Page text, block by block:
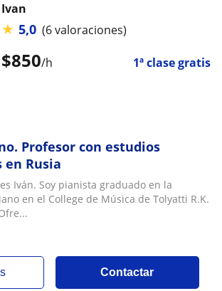
$850/h 1ª clase gratis
Ivan
★ 5,0 (6 valoraciones)
Profesor con estudios
en Rusia
Iván. Soy pianista graduado en la
en el College de Música de Tolyatti R.K.
Contactar